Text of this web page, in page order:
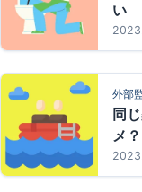
い
外部
同
メ？